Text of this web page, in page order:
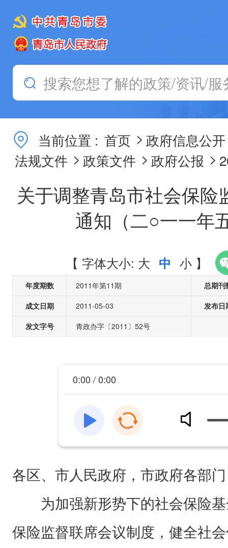
当前位置 : 首页 > 政府信息公开
法规文件 > 政策文件 > 政府公报 >
关于调整青岛市社会保险
通知（二○一一年
【 字体大小: 大 中 小 】
年度期数 2011年第11期
总期刊
成文日期
2011-05-03
发布日
发文字号
青政办字〔2011〕52号
0:00 / 0:00
各区、市人民政府，市政府各部
为加强新形势下的社会保险基
保险监督联席会议制度，健全社